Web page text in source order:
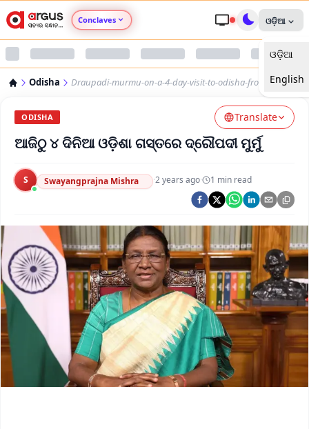
Conclaves
Argus Swaad Odisha
Argus Chalo Dekhein Apna Desh
ଓଡ଼ିଆ
ଓଡ଼ିଆ
English
Odisha Draupadi-murmu-on-a-4-day-visit-to-odisha-from-today
ODISHA Translate
ଆଜିଠୁ ୪ ଦିନିଆ ଓଡ଼ିଶା ଗସ୍ତରେ ଦ୍ରୌପଦୀ ମୁର୍ମୁ
S Swayangprajna Mishra ·2 years ago· 1 min read